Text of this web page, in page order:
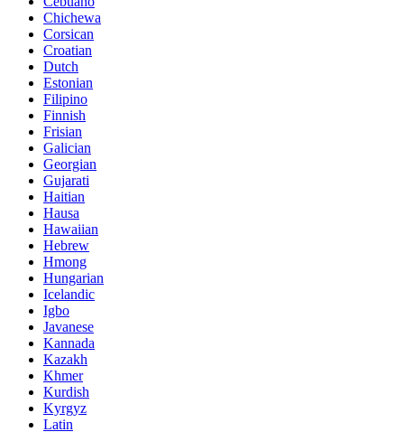
Chichewa
Corsican
Croatian
Dutch
Estonian
Filipino
Finnish
Frisian
Galician
Georgian
Gujarati
Haitian
Hausa
Hawaiian
Hebrew
Hmong
Hungarian
Icelandic
Igbo
Javanese
Kannada
Kazakh
Khmer
Kurdish
Kyrgyz
Latin